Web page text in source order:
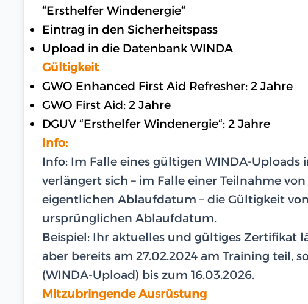
“Ersthelfer Windenergie“
Eintrag in den Sicherheitspass
Upload in die Datenbank WINDA
Gültigkeit
GWO Enhanced First Aid Refresher: 2 Jahre
GWO First Aid: 2 Jahre
DGUV “Ersthelfer Windenergie“: 2 Jahre
Info:
Info: Im Falle eines gültigen WINDA-Uploads
verlängert sich – im Falle einer Teilnahme
eigentlichen Ablaufdatum – die Gültigkeit
ursprünglichen Ablaufdatum.
Beispiel: Ihr aktuelles und gültiges Zertifikat
aber bereits am 27.02.2024 am Training teil,
(WINDA-Upload) bis zum 16.03.2026.
Mitzubringende Ausrüstung